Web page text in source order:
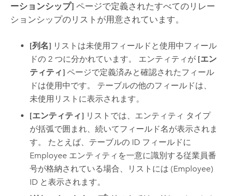
ーションシップ] ページで定義されたすべてのリレー
ションシップのリストが用意されています。
[列名] リストは未使用フィールドと使用中フィール
ドの 2 つに分かれています。 エンティティが [エン
ティティ] ページで定義済みと確認されたフィール
ドは使用中です。 テーブルの他のフィールドは、
未使用リストに表示されます。
[エンティティ] リストでは、エンティティ タイプ
が括弧で囲まれ、続いてフィールド名が表示されま
す。 たとえば、テーブルの ID フィールドに
Employee エンティティを一意に識別する従業員番
号が格納されている場合、リストには (Employee)
ID と表示されます。